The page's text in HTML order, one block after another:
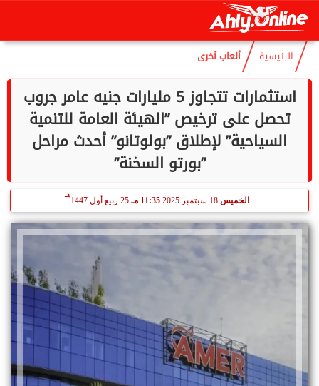
الخميس
الرئيسية ألعاب آخرى
استثمارات تتجاوز 5 مليارات جنيه عامر جروب
تحصل على ترخيص ”الهيئة العامة للتنمية
السياحية” لإطلاق ”بولوتانو” أحدث مراحل
”بورتو السخنة”
الخميس 18 سبتمبر 2025 11:35 مـ 25 ربيع أول 1447
هـ